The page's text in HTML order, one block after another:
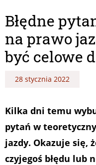
Błędne
na prawo
być celowe
28 stycznia 2022
Kilka dni temu
pytań w
jazdy. Okazuje się,
czyjegoś błędu lub